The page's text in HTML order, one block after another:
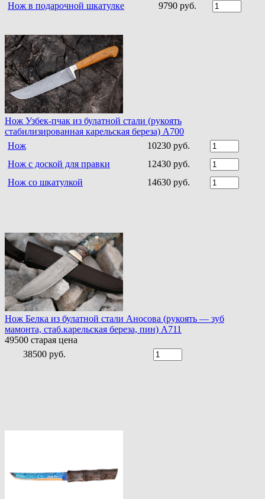
Нож в подарочной шкатулке
9790 руб.
Нож Узбек-пчак из булатной стали (рукоять
стабилизированная карельская береза) A700
Нож
10230 руб.
Нож с доской для правки
12430 руб.
Нож со шкатулкой
14630 руб.
Нож Белка из булатной стали Аносова (рукоять — зуб
мамонта, стаб.карельская береза, пин) A711
49500 старая цена
38500 руб.